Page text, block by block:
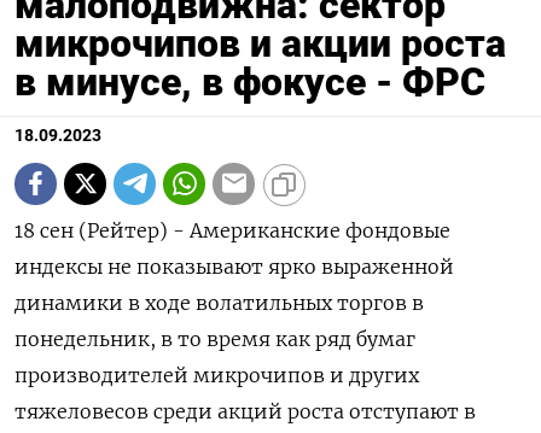
микрочипов и акции роста
в минусе, в фокусе - ФРС
18.09.2023
18 сен (Рейтер) - Американские фондовые
индексы не показывают ярко выраженной
динамики в ходе волатильных торгов в
понедельник, в то время как ряд бумаг
производителей микрочипов и других
тяжеловесов среди акций роста отступают в